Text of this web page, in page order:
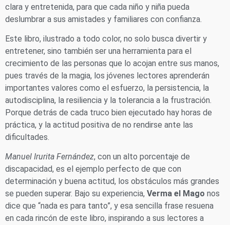
clara y entretenida, para que cada niño y niña pueda
deslumbrar a sus amistades y familiares con confianza.
Este libro, ilustrado a todo color, no solo busca divertir y
entretener, sino también ser una herramienta para el
crecimiento de las personas que lo acojan entre sus manos,
pues través de la magia, los jóvenes lectores aprenderán
importantes valores como el esfuerzo, la persistencia, la
autodisciplina, la resiliencia y la tolerancia a la frustración.
Porque detrás de cada truco bien ejecutado hay horas de
práctica, y la actitud positiva de no rendirse ante las
dificultades.
Manuel Irurita Fernández, con un alto porcentaje de
discapacidad, es el ejemplo perfecto de que con
determinación y buena actitud, los obstáculos más grandes
se pueden superar. Bajo su experiencia, Verma el Mago nos
dice que “nada es para tanto”, y esa sencilla frase resuena
en cada rincón de este libro, inspirando a sus lectores a